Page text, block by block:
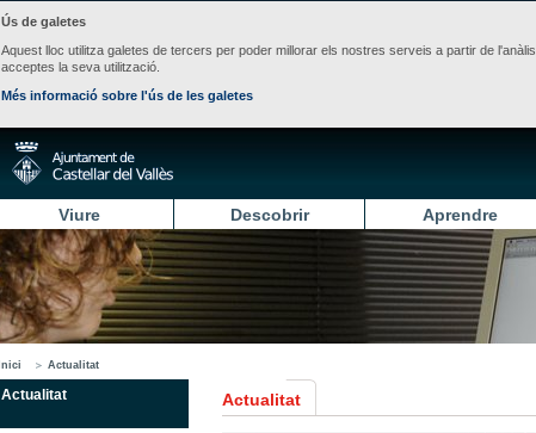
Ús de galetes
Aquest lloc utilitza galetes de tercers per poder millorar els nostres serveis a partir de
acceptes la seva utilització.
Més informació sobre l'ús de les galetes
Viure Descobrir Aprendre
Inici Actualitat
Actualitat Actualitat